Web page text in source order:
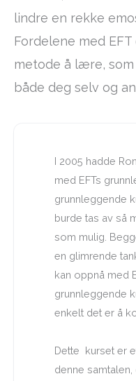
lindre en rekke
Fordelene med
metode å lære,
både deg selv og
I 2005 hadde
med EFTs
grunnleggende
burde tas av så
som mulig.
en glimrende
kan oppnå med
grunnleggende
enkelt det er å
Dette kurset er
denne